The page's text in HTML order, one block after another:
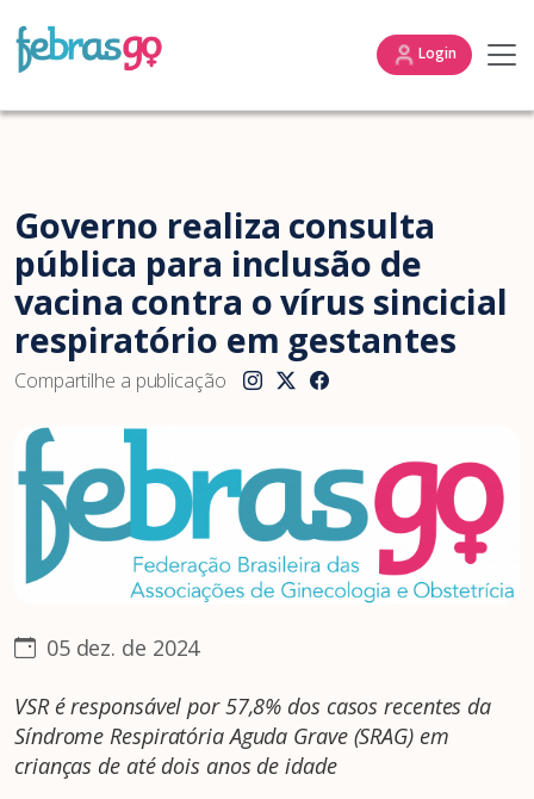
Login
Governo realiza consulta
pública para inclusão de
vacina contra o vírus sincicial
respiratório em gestantes
Compartilhe a publicação
05 dez. de 2024
VSR é responsável por 57,8% dos casos recentes da
Síndrome Respiratória Aguda Grave (SRAG) em
crianças de até dois anos de idade